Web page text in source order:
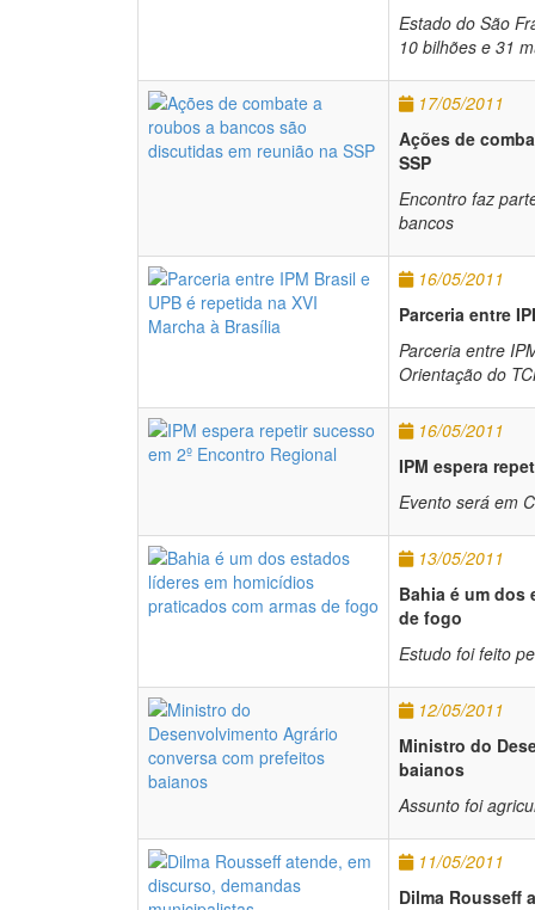
Estado do São
10 bilhões e 31
17/05/2011
Ações de
SSP
Encontro faz
bancos
16/05/2011
Parceria entre
Parceria entre
Orientação do
16/05/2011
IPM espera
Evento será em
13/05/2011
Bahia é um dos
de fogo
Estudo foi feito
12/05/2011
Ministro do
baianos
Assunto foi
11/05/2011
Dilma Rousseff